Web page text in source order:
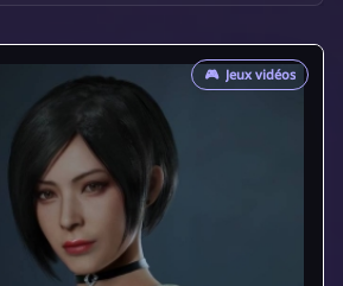
🎮 Jeux vidéos